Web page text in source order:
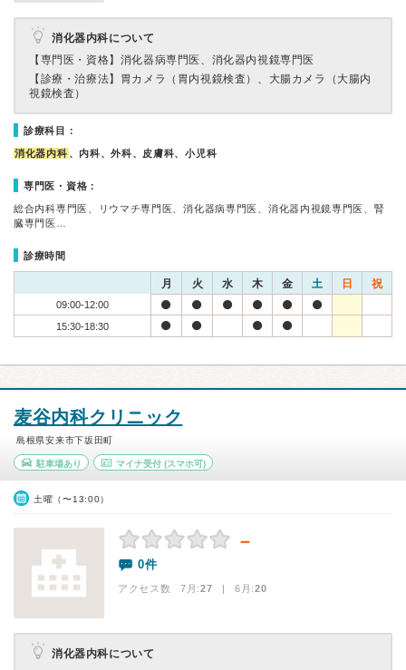
消化器内科について
【専門医・資格】 消化器病専門医、消化器内視鏡専門医
【診療・治療法】 胃カメラ（胃内視鏡検査）、大腸カメラ（大腸内
視鏡検査）
診療科目：
消化器内科 、内科、外科、皮膚科、小児科
専門医・資格：
総合内科専門医、リウマチ専門医、消化器病専門医、消化器内視鏡専門医、腎
臓専門医…
診療時間
月 火 水 木 金 土 日 祝
09:00-12:00
15:30-18:30
麦谷内科クリニック
島根県安来市下坂田町
駐車場あり マイナ受付(スマホ可)
土曜（〜13:00）
－
0件
アクセス数 7月:27 | 6月:20
消化器内科について